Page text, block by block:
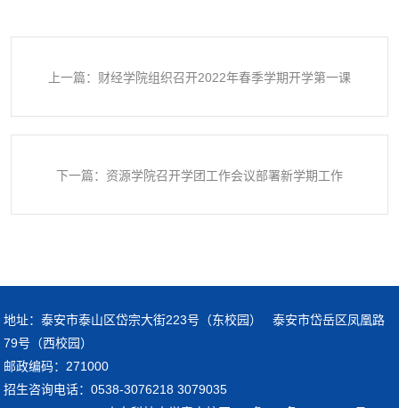
上一篇：财经学院组织召开2022年春季学期开学第一课
下一篇：资源学院召开学团工作会议部署新学期工作
地址：泰安市泰山区岱宗大街223号（东校园） 泰安市岱岳区凤凰路
79号（西校园）
邮政编码：271000
招生咨询电话：0538-3076218 3079035